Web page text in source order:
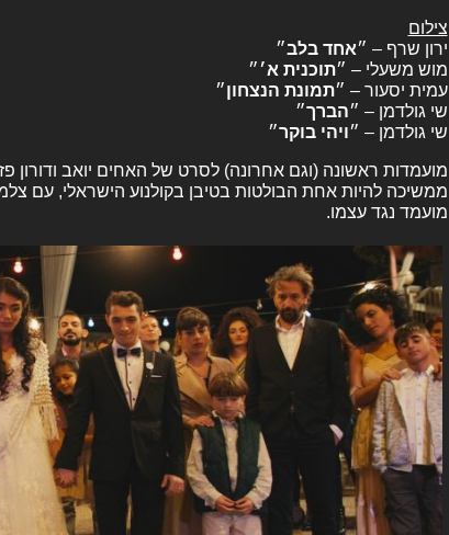
צילום
ירון שרף – ״אחד בלב״
מוש משעלי – ״תוכנית א׳״
עמית יסעור – ״תמונת הנצחון״
שי גולדמן – ״הברך״
שי גולדמן – ״ויהי בוקר״
מועמדות ראשונה (וגם אחרונה) לסרט של האחים יואב ודורון
ממשיכה להיות אחת הבולטות בטיבן בקולנוע הישראלי, עם
מועמד נגד עצמו.